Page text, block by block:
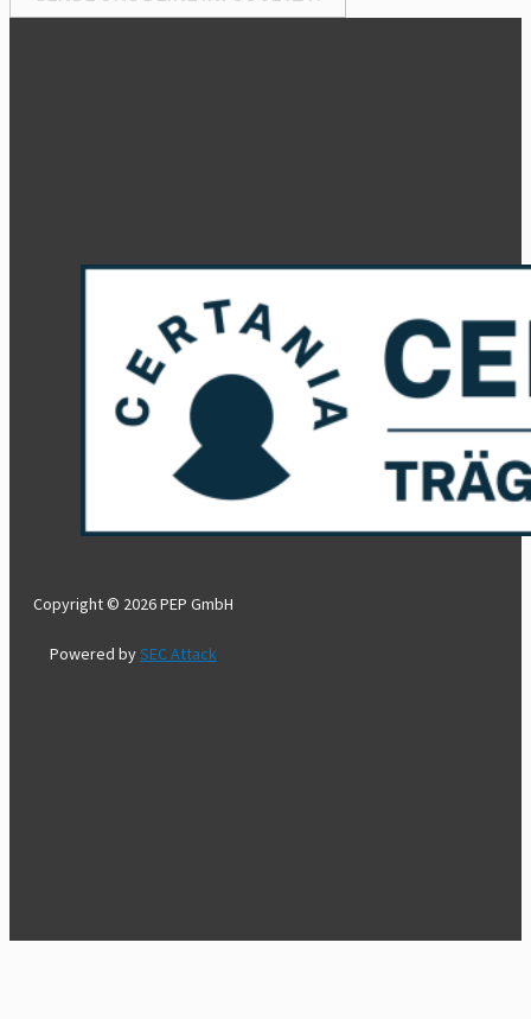
Copyright © 2026 PEP GmbH
Powered bySEC Attack